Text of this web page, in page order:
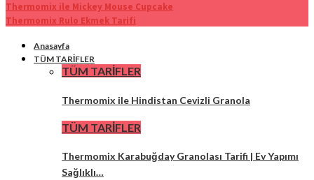
Thermomix ile Mickey Mouse Cupcake
Thermomix Rulo Ekmek Tarifi
Anasayfa
TÜM TARİFLER
TÜM TARİFLER
Thermomix ile Hindistan Cevizli Granola
TÜM TARİFLER
Thermomix Karabuğday Granolası Tarifi | Ev Yapımı
Sağlıklı…